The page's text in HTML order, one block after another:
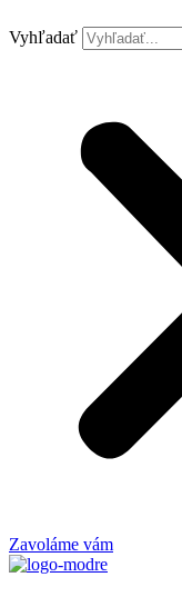
Vyhľadať
Zavoláme vám